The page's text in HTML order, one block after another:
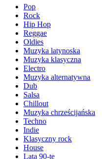
Pop
Rock
Hip Hop
Reggae
Oldies
Muzyka latynoska
Muzyka klasyczna
Electro
Muzyka alternatywna
Dub
Salsa
Chillout
Muzyka chrześcijańska
Techno
Indie
Klasyczny rock
House
Lata 90-te